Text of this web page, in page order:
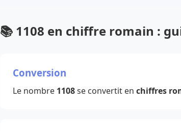
📚 1108 en chiffre romain :
Conversion
Le nombre 1108se convertit en chiffres